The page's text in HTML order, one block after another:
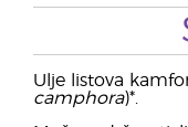
Ulje listova
camphora)*.